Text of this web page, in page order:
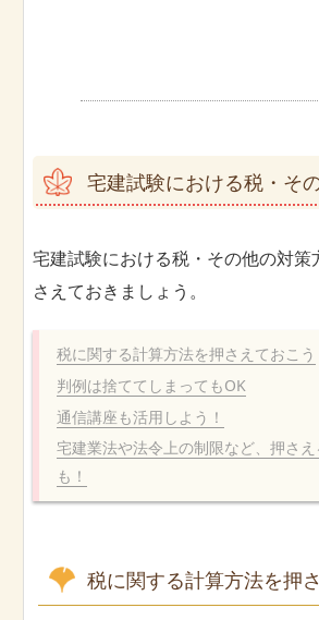
宅建試験における税・そ
宅建試験における税・その他の対策
さえておきましょう。
税に関する計算方法を押さえておこう
判例は捨ててしまってもOK
通信講座も活用しよう！
宅建業法や法令上の制限など、押さ
も！
税に関する計算方法を押